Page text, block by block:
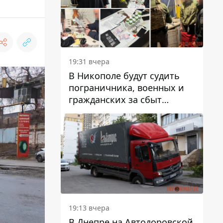
19:31 вчера
В Никополе будут судить
пограничника, военных и
гражданских за сбыт
психотропов
19:13 вчера